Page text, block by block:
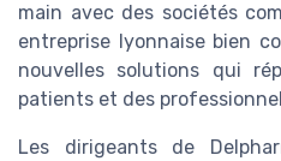
main avec des sociétés
entreprise lyonnaise bien
nouvelles solutions qui
patients et des
Les dirigeants de